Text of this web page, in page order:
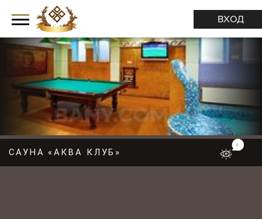
ВХОД
М
САУНА «АКВА КЛУБ»
0